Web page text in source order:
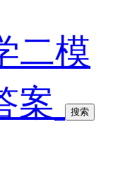
二模
案
搜索